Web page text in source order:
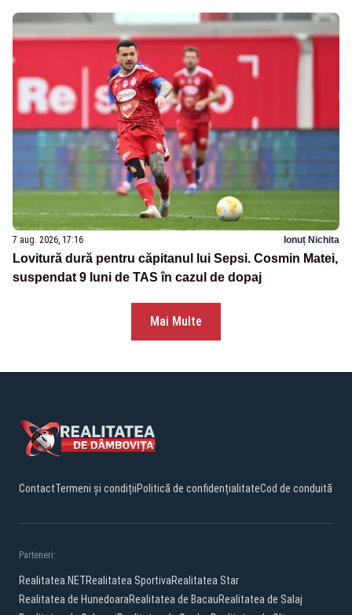
7 aug. 2026, 17:16 Ionuț Nichita
Lovitură dură pentru căpitanul lui Sepsi. Cosmin Matei,
suspendat 9 luni de TAS în cazul de dopaj
Mai Multe
ContactTermeni și condițiiPolitică de confidențialitateCod de conduită
Parteneri:
Realitatea.NETRealitatea SportivaRealitatea Star
Realitatea de HunedoaraRealitatea de BacauRealitatea de Salaj